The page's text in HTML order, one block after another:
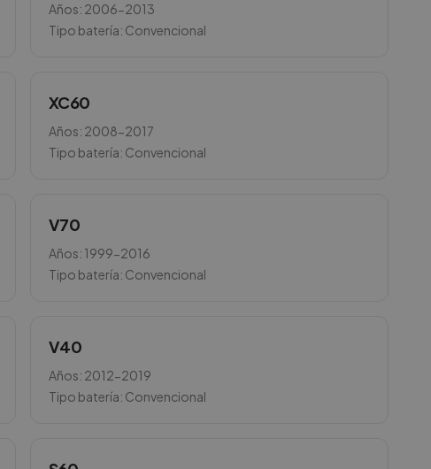
Años: 2006-2013
Tipo batería: Convencional
XC60
Años: 2008-2017
Tipo batería: Convencional
V70
Años: 1999-2016
Tipo batería: Convencional
V40
Años: 2012-2019
Tipo batería: Convencional